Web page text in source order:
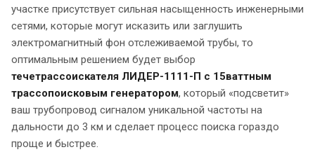
участке присутствует сильная насыщенность инженерными
сетями, которые могут исказить или заглушить
электромагнитный фон отслеживаемой трубы, то
оптимальным решением будет выбор
течетрассоискателя ЛИДЕР-1111-П с 15ваттным
трассопоисковым генератором, который «подсветит»
ваш трубопровод сигналом уникальной частоты на
дальности до 3 км и сделает процесс поиска гораздо
проще и быстрее.